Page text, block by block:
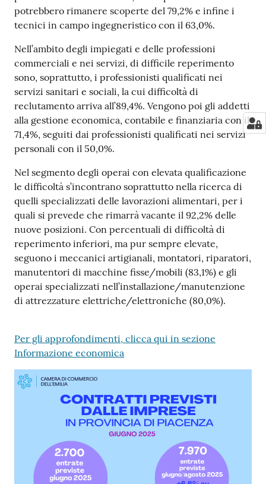
potrebbero rimanere scoperte del 79,2% e infine i
tecnici in campo ingegneristico con il 63,0%.
Nell’ambito degli impiegati e delle professioni
commerciali e nei servizi, di difficile reperimento
sono, soprattutto, i professionisti qualificati nei
servizi sanitari e sociali, la cui difficoltà di
reclutamento arriva all’89,4%. Vengono poi gli addetti
alla gestione economica, contabile e finanziaria con il
71,4%, seguiti dai professionisti qualificati nei servizi
personali con il 50,0%.
Nel segmento degli operai con elevata qualificazione
le difficoltà s’incontrano soprattutto nella ricerca di
quelli specializzati delle lavorazioni alimentari, per i
quali si prevede che rimarrà vacante il 92,2% delle
nuove posizioni. Con percentuali di difficoltà di
reperimento inferiori, ma pur sempre elevate,
seguono i meccanici artigianali, montatori, riparatori,
manutentori di macchine fisse/mobili (83,1%) e gli
operai specializzati nell’installazione/manutenzione
di attrezzature elettriche/elettroniche (80,0%).
Per gli approfondimenti, clicca qui in sezione
Informazione economica